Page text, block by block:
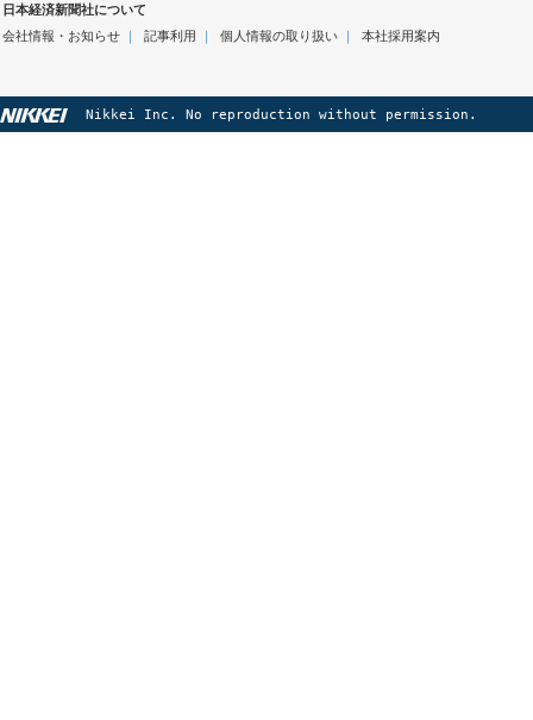
日本経済新聞社について
会社情報・お知らせ｜ 記事利用 ｜ 個人情報の取り扱い｜ 本社採用案内
Nikkei Inc. No reproduction without permission.